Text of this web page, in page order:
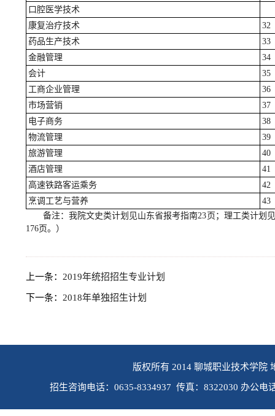
口腔医学技术
康复治疗技术
32
药品生产技术
33
金融管理
34
会计
35
工商企业管理
36
市场营销
37
电子商务
38
物流管理
39
旅游管理
40
酒店管理
41
高速铁路客运乘务
42
烹调工艺与营养
43
备注：我院文史类计划见山东省报考指南23页；理工类计划
176页。）
上一条： 2019年统招招生专业计划
下一条： 2018年单独招生计划
版权所有 2014 聊城职业技术学院
招生咨询电话：0635-8334937 传真：8322030 办公电